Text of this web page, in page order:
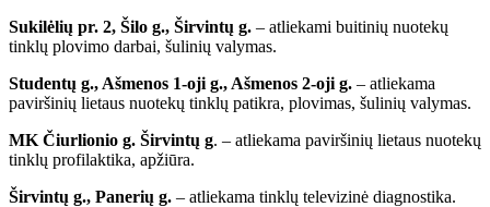
Sukilėlių pr. 2, Šilo g., Širvintų g. – atliekami buitinių nuotekų
tinklų plovimo darbai, šulinių valymas.
Studentų g., Ašmenos 1-oji g., Ašmenos 2-oji g. – atliekama
paviršinių lietaus nuotekų tinklų patikra, plovimas, šulinių valymas.
MK Čiurlionio g. Širvintų g. – atliekama paviršinių lietaus nuotekų
tinklų profilaktika, apžiūra.
Širvintų g., Panerių g. – atliekama tinklų televizinė diagnostika.